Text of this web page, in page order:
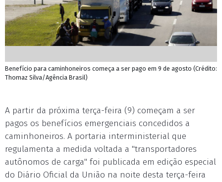
Benefício para caminhoneiros começa a ser pago em 9 de agosto (Crédito:
Thomaz Silva/Agência Brasil)
A partir da próxima terça-feira (9) começam a ser
pagos os benefícios emergenciais concedidos a
caminhoneiros. A portaria interministerial que
regulamenta a medida voltada a "transportadores
autônomos de carga" foi publicada em edição especial
do Diário Oficial da União na noite desta terça-feira